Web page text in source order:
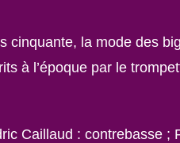
la mode des
à l’époque par le
Caillaud : contrebasse ;